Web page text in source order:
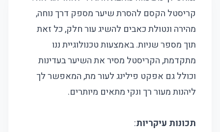
קריסטל הקסם להסרת שיער מספק דרך נוחה,
מהירה ונטולת כאבים להשיג עור חלק, כל זאת
תוך מספר שניות. באמצעות טכנולוגיית ננו
מתקדמת, הקריסטל מסיר את השיער בעדינות
וכולל גם אפקט פילינג לעור מת, המאפשר לך
ליהנות מעור רך ונקי מתאים מיותרים.
תכונות עיקריות: